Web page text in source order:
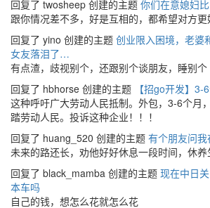
回复了 twosheep 创建的主题 你们在意媳妇
跟你情况差不多，好是互相的，都希望对方更
回复了 yino 创建的主题 创业限入困境，老婆
女友落泪了…
有点渣，歧视别个，还跟别个谈朋友，睡别个
回复了 hbhorse 创建的主题
【招go开发】
这种呼吁广大劳动人民抵制。外包，3-6个月
踏劳动人民。投诉这种企业！！！
回复了 huang_520 创建的主题 有个朋友问
未来的路还长，劝他好好休息一段时间，休
回复了 black_mamba 创建的主题 现在中日
本车吗
自己的钱，想怎么花就怎么花